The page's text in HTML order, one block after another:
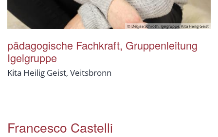
© Denise Schroth, Igelgruppe, Kita Heilig Geist
pädagogische Fachkraft, Gruppenleitung
Igelgruppe
Kita Heilig Geist, Veitsbronn
Francesco Castelli